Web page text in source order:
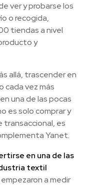
ver y probarse los
o recogida,
tiendas a nivel
y
allá, trascender en
cada vez más
una de las pocas
es solo comprar y
transaccional, es
Yanet.
en una de las
textil
a medir